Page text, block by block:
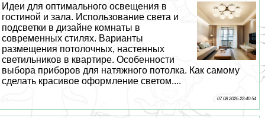
Идеи для оптимального освещения в
гостиной и зала. Использование света и
подсветки в дизайне комнаты в
современных стилях. Варианты
размещения потолочных, настенных
светильников в квартире. Особенности
выбора приборов для натяжного потолка. Как самому
сделать красивое оформление светом....
07 08 2026 22:40:54